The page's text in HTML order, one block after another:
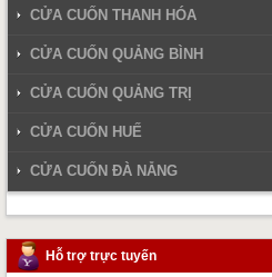
CỬA CUỐN THANH HÓA
CỬA CUỐN QUẢNG BÌNH
CỬA CUỐN QUẢNG TRỊ
CỬA CUỐN HUẾ
CỬA CUỐN ĐÀ NẴNG
Hỗ trợ trực tuyến